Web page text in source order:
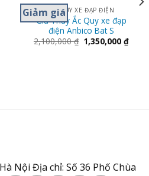
Giảm giáẮC QUY XE ĐẠP ĐIỆN
Giá Thay Ắc Quy xe đạp
điện Anbico Bat S
2,100,000₫ 1,350,000₫
Nội Địa chỉ: Số 36 Phố Chùa